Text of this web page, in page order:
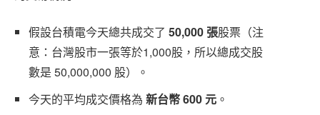
假設台積電今天總共成交了 50,000 張股票（注
意：台灣股市一張等於1,000股，所以總成交股
數是 50,000,000 股）。
今天的平均成交價格為 新台幣 600 元 。